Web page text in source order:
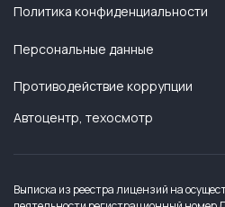
Политика конфиденциальности
Персональные данные
Противодействие коррупции
Автоцентр, техосмотр
Выписка из реестра лицензий на